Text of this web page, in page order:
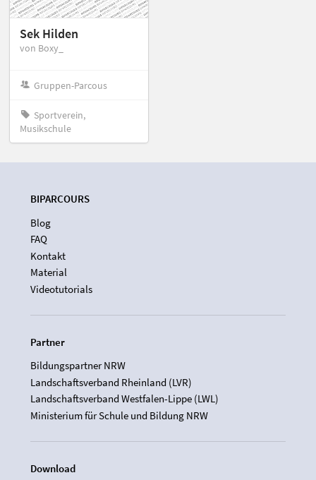
Sek Hilden
von Boxy_
Gruppen-Parcous
Sportverein,
Musikschule
BIPARCOURS
Blog
FAQ
Kontakt
Material
Videotutorials
Partner
Bildungspartner NRW
Landschaftsverband Rheinland (LVR)
Landschaftsverband Westfalen-Lippe (LWL)
Ministerium für Schule und Bildung NRW
Download